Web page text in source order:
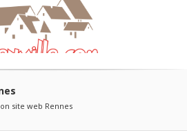
site web Rennes